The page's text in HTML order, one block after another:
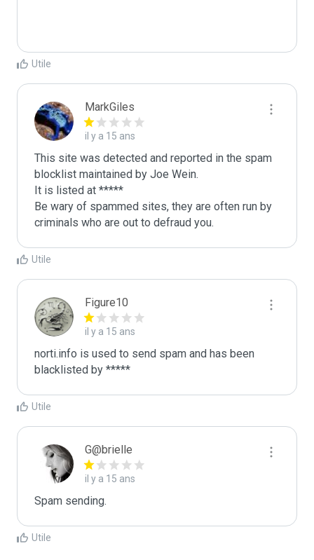
Utile
MarkGiles
il y a 15 ans
This site was detected and reported in the spam
blocklist maintained by Joe Wein.
It is listed at *****
Be wary of spammed sites, they are often run by
criminals who are out to defraud you.
Utile
Figure10
il y a 15 ans
norti.info is used to send spam and has been
blacklisted by *****
Utile
G@brielle
il y a 15 ans
Spam sending.
Utile